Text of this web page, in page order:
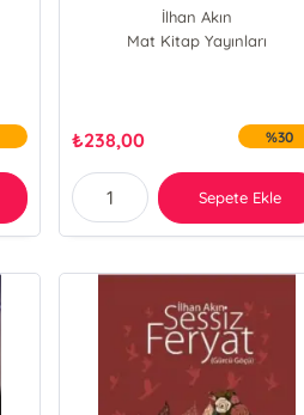
İlhan Akın
Mat Kitap Yayınları
₺238,00 %30
Sepete Ekle